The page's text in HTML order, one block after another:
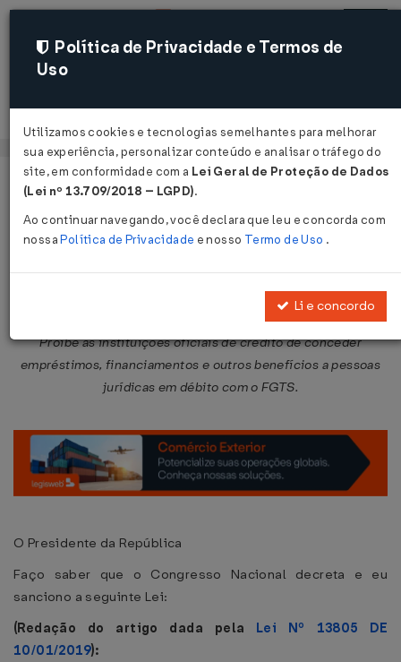
Acessar
Página Inicial Legislações
Lei Nº 9012 DE 30/03/1995
Publicado no DOU em 30 mar 1995
Proíbe as instituições oficiais de crédito de conceder
empréstimos, financiamentos e outros benefícios a pessoas
jurídicas em débito com o FGTS.
O Presidente da República
Faço saber que o Congresso Nacional decreta e eu
sanciono a seguinte Lei:
(Redação do artigo dada pela Lei Nº 13805 DE
10/01/2019):
Política de Privacidade e Termos de
Uso
Utilizamos cookies e tecnologias semelhantes para melhorar
sua experiência, personalizar conteúdo e analisar o tráfego do
site, em conformidade com a Lei Geral de Proteção de Dados
(Lei nº 13.709/2018 – LGPD).
Ao continuar navegando, você declara que leu e concorda com
nossaPolítica de Privacidade e nosso Termo de Uso .
Li e concordo